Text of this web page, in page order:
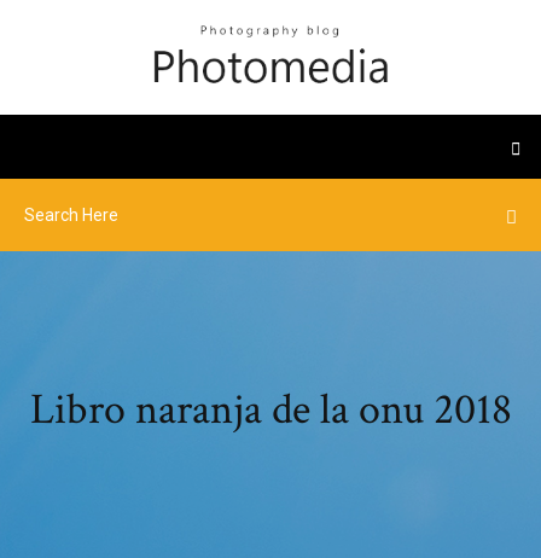
Libro naranja de la onu 2018